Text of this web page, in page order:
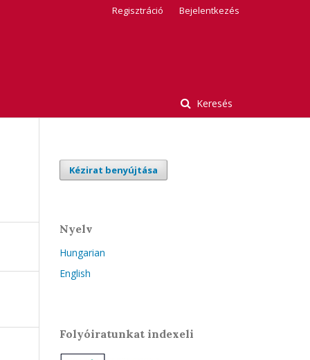
Keresés
Regisztráció Bejelentkezés
Kézirat benyújtása
Nyelv
Hungarian
English
Folyóiratunkat indexeli